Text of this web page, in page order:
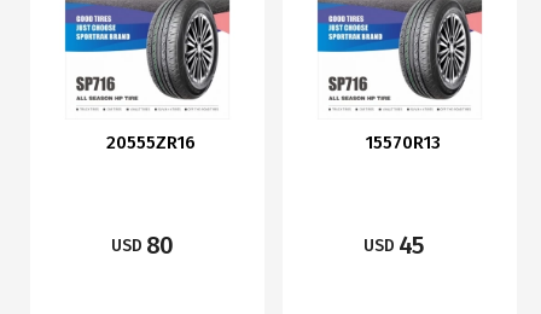
20555ZR16
USD 80
15570R13
USD 45